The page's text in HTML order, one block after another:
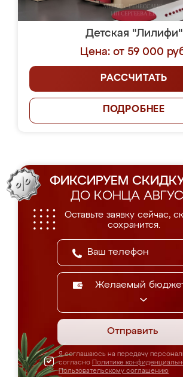
Детская "Лилифи"
Цена: от 59 000
РАССЧИТАТЬ
ПОДРОБНЕЕ
ФИКСИРУЕМ СКИДКУ
ДО КОНЦА
Оставьте заявку сейчас,
сохранится.
Желаемый
Отправить
Я соглашаюсь на передачу
согласно Политике
Пользовательскому соглашению